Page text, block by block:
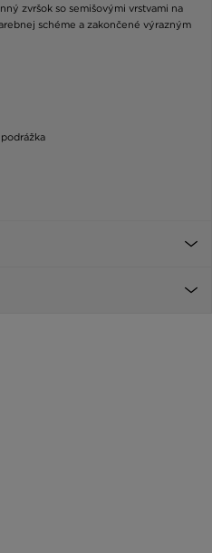
zvršok so semišovými vrstvami na
schéme a zakončené výrazným